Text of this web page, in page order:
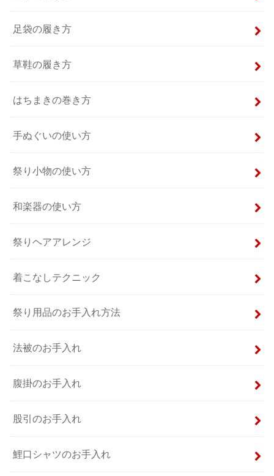
足袋の履き方
草鞋の履き方
はちまきの巻き方
手ぬぐいの使い方
祭り小物の使い方
和楽器の使い方
祭りヘアアレンジ
着こなしテクニック
祭り用品のお手入れ方法
法被のお手入れ
腹掛のお手入れ
股引のお手入れ
鯉口シャツのお手入れ